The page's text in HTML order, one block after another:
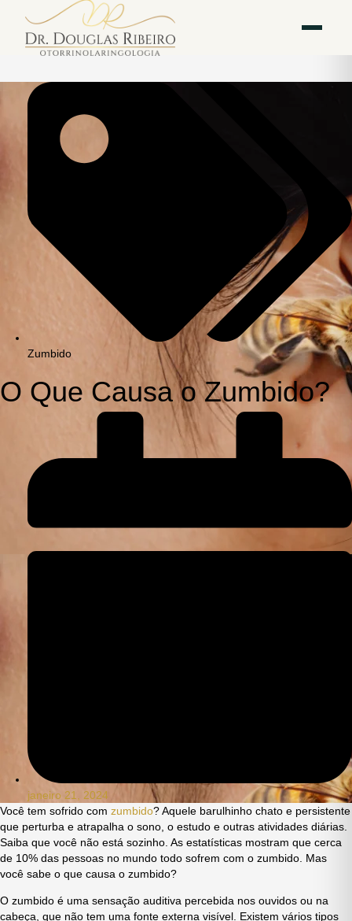
Mariana
Av. Paulista — Bela
Vista
Zumbido
O Que Causa o Zumbido?
janeiro 21, 2024
Você tem sofrido com zumbido? Aquele barulhinho chato e persistente
que perturba e atrapalha o sono, o estudo e outras atividades diárias.
Saiba que você não está sozinho. As estatísticas mostram que cerca
de 10% das pessoas no mundo todo sofrem com o zumbido. Mas
você sabe o que causa o zumbido?
O zumbido é uma sensação auditiva percebida nos ouvidos ou na
cabeça, que não tem uma fonte externa visível. Existem vários tipos